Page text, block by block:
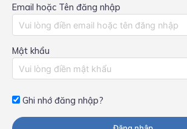
Email hoặc Tên đăng nhập
Mật khẩu
Ghi nhớ đăng nhập?